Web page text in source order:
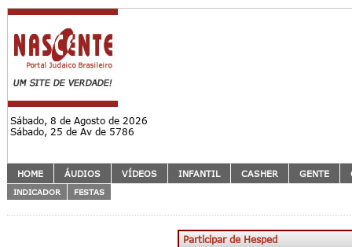
Sábado, 8 de Agosto de 2026
Sábado, 25 de Av de 5786
HOME ÁUDIOS VÍDEOS INFANTIL CASHER GENTE
INDICADOR FESTAS